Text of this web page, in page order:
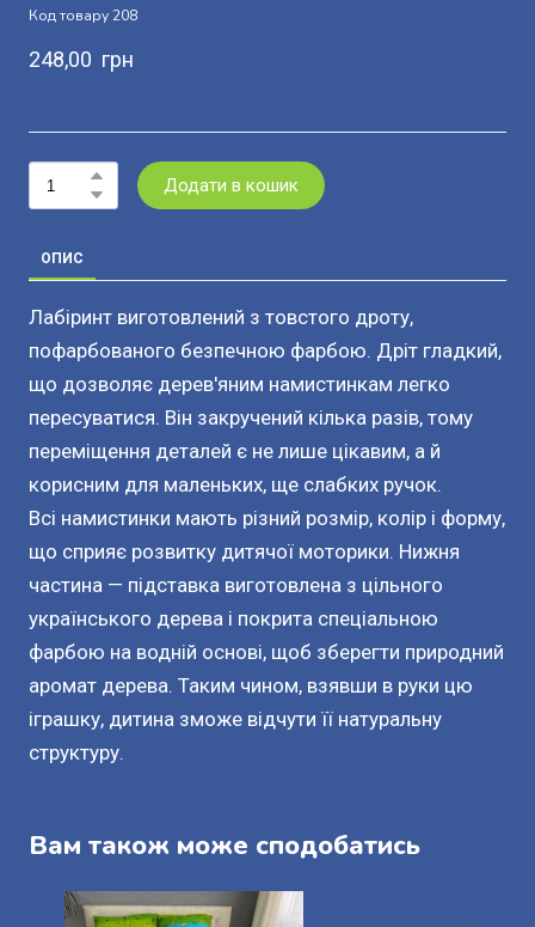
Код товару 208
248,00  грн
Додати в кошик
ОПИС
Лабіринт виготовлений з товстого дроту,
пофарбованого безпечною фарбою. Дріт гладкий,
що дозволяє дерев'яним намистинкам легко
пересуватися. Він закручений кілька разів, тому
переміщення деталей є не лише цікавим, а й
корисним для маленьких, ще слабких ручок.
Всі намистинки мають різний розмір, колір і форму,
що сприяє розвитку дитячої моторики. Нижня
частина — підставка виготовлена з цільного
українського дерева і покрита спеціальною
фарбою на водній основі, щоб зберегти природний
аромат дерева. Таким чином, взявши в руки цю
іграшку, дитина зможе відчути її натуральну
структуру.
Вам також може сподобатись